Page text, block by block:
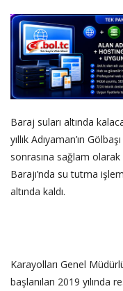
Baraj suları altında
yıllık Adıyaman’ın
sonrasına sağlam
Barajı’nda su tutma
altında kaldı.
‎Karayolları Genel
başlanılan 2019 yılında